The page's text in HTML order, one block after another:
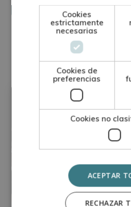
Otras
Artes Gráficas -
Cookies
estrictamente
necesarias
Cookies de
preferencias
Cookies no
ACEPTAR
RECHAZAR